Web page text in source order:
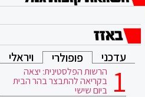
עדכני פופולרי ויראלי
הרשות הפלסטינית: יצאה
בקריאה להתבצר בהר הבית
ביום שישי